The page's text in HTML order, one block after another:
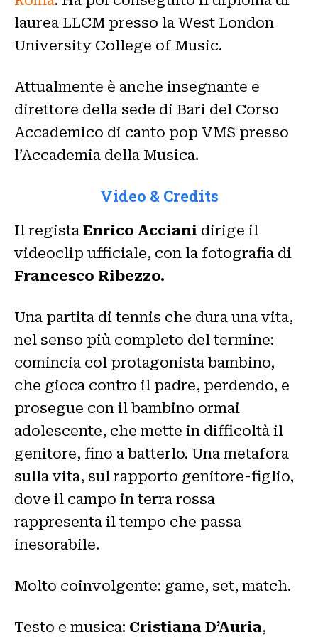
laurea LLCM presso la West London
University College of Music.
Attualmente è anche insegnante e
direttore della sede di Bari del Corso
Accademico di canto pop VMS presso
l’Accademia della Musica.
Video & Credits
Il regista Enrico Acciani dirige il
videoclip ufficiale, con la fotografia di
Francesco Ribezzo.
Una partita di tennis che dura una vita,
nel senso più completo del termine:
comincia col protagonista bambino,
che gioca contro il padre, perdendo, e
prosegue con il bambino ormai
adolescente, che mette in difficoltà il
genitore, fino a batterlo. Una metafora
sulla vita, sul rapporto genitore-figlio,
dove il campo in terra rossa
rappresenta il tempo che passa
inesorabile.
Molto coinvolgente: game, set, match.
Testo e musica: Cristiana D’Auria,